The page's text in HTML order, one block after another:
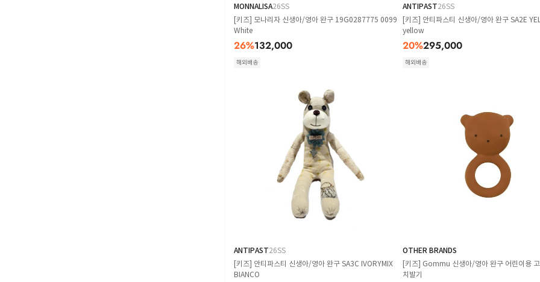
MONNALISA26SS
[키즈] 모나리자 신생아/영아 완구 19G0287775 0099
White
26%132,000
해외배송
ANTIPAST26SS
[키즈] 안티파스티 신생아/영아 완구 SA2E
yellow
20%295,000
해외배송
ANTIPAST26SS
[키즈] 안티파스티 신생아/영아 완구 SA3C IVORYMIX
BIANCO
OTHER BRANDS
[키즈] Gommu 신생아/영아 완구 어린이용
치발기